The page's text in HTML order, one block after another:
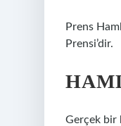
Prens
Prensi’dir.
Gerçek bir